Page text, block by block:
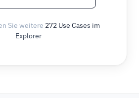
Sie weitere 272 Use Cases im
Explorer